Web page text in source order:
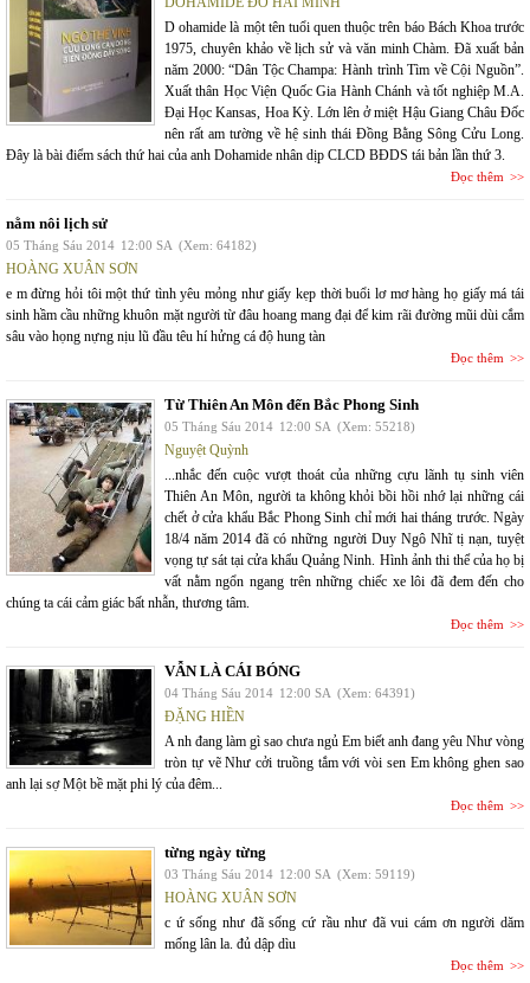
D ohamide là một tên tuổi quen thuộc trên báo Bách Khoa trước
1975, chuyên khảo về lịch sử và văn minh Chàm. Đã xuất bản
năm 2000: “Dân Tộc Champa: Hành trình Tìm về Cội Nguồn”.
Xuất thân Học Viện Quốc Gia Hành Chánh và tốt nghiệp M.A.
Đại Học Kansas, Hoa Kỳ. Lớn lên ở miệt Hậu Giang Châu Đốc
nên rất am tường về hệ sinh thái Đồng Bằng Sông Cửu Long.
Đây là bài điểm sách thứ hai của anh Dohamide nhân dịp CLCD BĐDS tái bản lần thứ 3.
Đọc thêm
nằm nôi lịch sử
05 Tháng Sáu 2014 12:00 SA (Xem: 64182)
HOÀNG XUÂN SƠN
e m đừng hỏi tôi một thứ tình yêu mỏng như giấy kẹp thời buổi lơ mơ hàng họ giấy má tái
sinh hầm cầu những khuôn mặt người từ đâu hoang mang đại để kim rãi đường mũi dùi cắm
sâu vào họng nựng nịu lũ đầu têu hí hửng cá độ hung tàn
Đọc thêm
Từ Thiên An Môn đến Bắc Phong Sinh
05 Tháng Sáu 2014 12:00 SA (Xem: 55218)
Nguyệt Quỳnh
...nhắc đến cuộc vượt thoát của những cựu lãnh tụ sinh viên
Thiên An Môn, người ta không khỏi bồi hồi nhớ lại những cái
chết ở cửa khẩu Bắc Phong Sinh chỉ mới hai tháng trước. Ngày
18/4 năm 2014 đã có những người Duy Ngô Nhĩ tị nạn, tuyệt
vọng tự sát tại cửa khẩu Quảng Ninh. Hình ảnh thi thể của họ bị
vất nằm ngổn ngang trên những chiếc xe lôi đã đem đến cho
chúng ta cái cảm giác bất nhẫn, thương tâm.
Đọc thêm
VẪN LÀ CÁI BÓNG
04 Tháng Sáu 2014 12:00 SA (Xem: 64391)
ĐẶNG HIỀN
A nh đang làm gì sao chưa ngủ Em biết anh đang yêu Như vòng
tròn tự vẽ Như cởi truồng tắm với vòi sen Em không ghen sao
anh lại sợ Một bề mặt phi lý của đêm...
Đọc thêm
từng ngày từng
03 Tháng Sáu 2014 12:00 SA (Xem: 59119)
HOÀNG XUÂN SƠN
c ứ sống như đã sống cứ rầu như đã vui cám ơn người dăm
mống lân la. đủ dập dìu
Đọc thêm